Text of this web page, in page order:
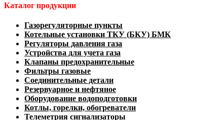
Каталог продукции
Газорегуляторные пункты
Котельные установки ТКУ (БКУ) БМК
Регуляторы давления газа
Устройства для учета газа
Клапаны предохранительные
Фильтры газовые
Соединительные детали
Резервуарное и нефтяное
Оборудование водоподготовки
Котлы, горелки, обогреватели
Телеметрия сигнализаторы